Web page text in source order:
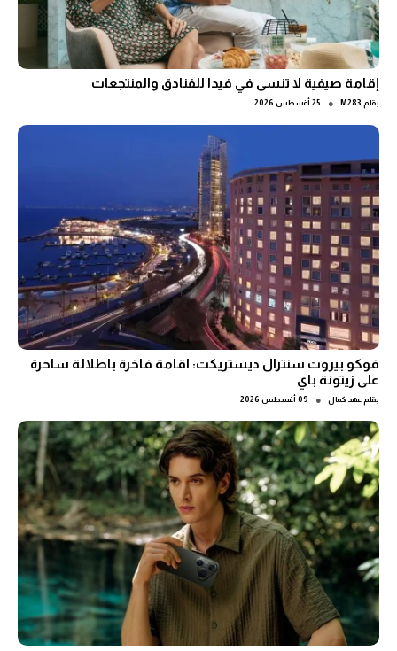
إقامة صيفية لا تنسى في فيدا للفنادق والمنتجعات
بقلم M283
● 25 أغسطس 2026
فوكو بيروت سنترال ديستريكت: اقامة فاخرة باطلالة ساحرة
على زيتونة باي
بقلم عهد كمال ● 09 أغسطس 2026